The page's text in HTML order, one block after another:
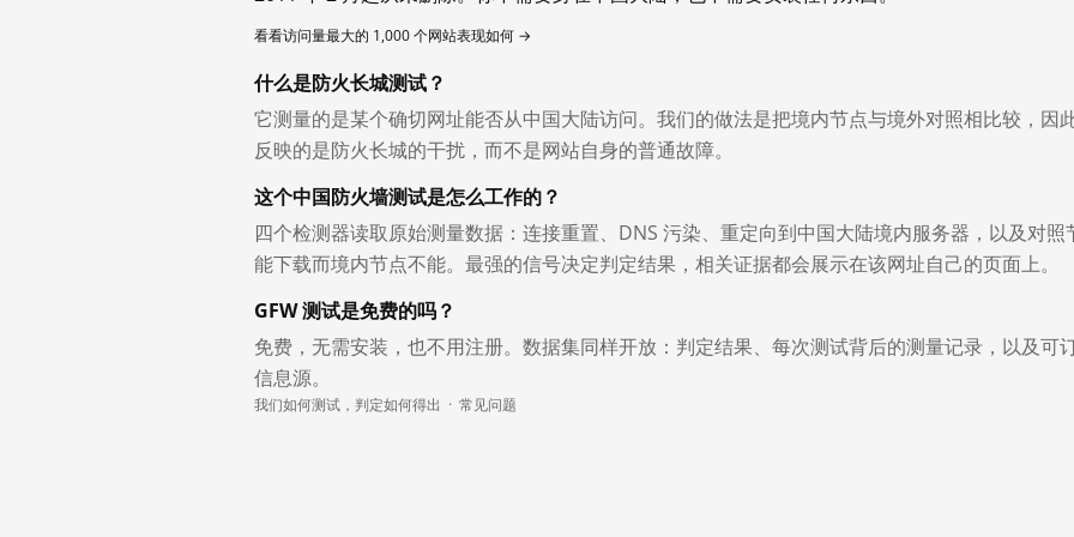
看看访问量最大的 1,000 个网站表现如何 →
什么是防火长城测试？
它测量的是某个确切网址能否从中国大陆访问。我们的做法是把境内节点与境外对照相比较，因
反映的是防火长城的干扰，而不是网站自身的普通故障。
这个中国防火墙测试是怎么工作的？
四个检测器读取原始测量数据：连接重置、DNS 污染、重定向到中国大陆境内服务器，以及对照
能下载而境内节点不能。最强的信号决定判定结果，相关证据都会展示在该网址自己的页面上。
GFW 测试是免费的吗？
免费，无需安装，也不用注册。数据集同样开放：判定结果、每次测试背后的测量记录，以及可
信息源。
我们如何测试，判定如何得出 · 常见问题